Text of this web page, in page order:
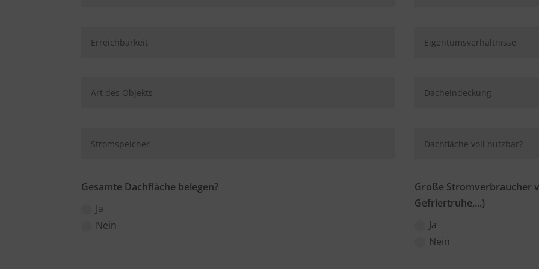
Gesamte Dachfläche belegen?
Ja
Nein
Große Stromverbraucher
Gefriertruhe,...)
Ja
Nein